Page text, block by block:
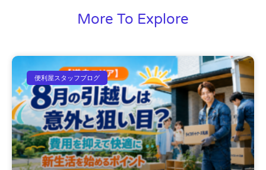
More To Explore
便利屋スタッフブログ